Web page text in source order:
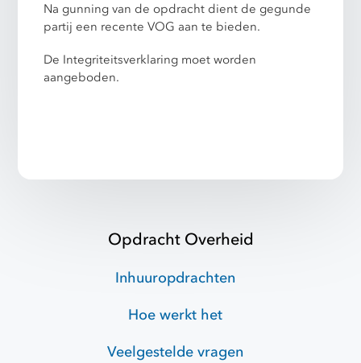
Na gunning van de opdracht dient de gegunde
partij een recente VOG aan te bieden.
De Integriteitsverklaring moet worden
aangeboden.
Opdracht Overheid
Inhuuropdrachten
Hoe werkt het
Veelgestelde vragen